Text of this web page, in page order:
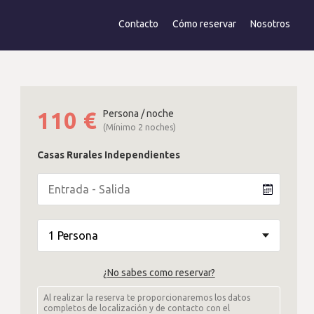
Nosotros
Cómo reservar
Contacto
110 € Persona / noche
(Mínimo 2 noches)
Casas Rurales Independientes
¿No sabes como reservar?
Al realizar la reserva te proporcionaremos los datos
completos de localización y de contacto con el